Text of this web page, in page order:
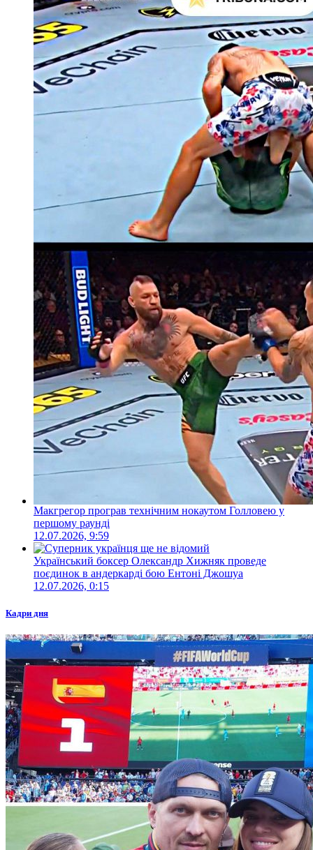
Макгрегор програв технічним нокаутом Голловею у
першому раунді
12.07.2026, 9:59
Український боксер Олександр Хижняк проведе
поєдинок в андеркарді бою Ентоні Джошуа
12.07.2026, 0:15
Кадри дня